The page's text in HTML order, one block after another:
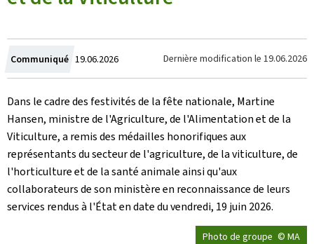
Communiqué Crée
le
19.06.2026 Dernière modification le 19.06.2026
Dans le cadre des festivités de la fête nationale, Martine
Hansen, ministre de l'Agriculture, de l'Alimentation et de la
Viticulture, a remis des médailles honorifiques aux
représentants du secteur de l'agriculture, de la viticulture, de
l'horticulture et de la santé animale ainsi qu'aux
collaborateurs de son ministère en reconnaissance de leurs
services rendus à l'État en date du vendredi, 19 juin 2026.
Photo de groupe © MA